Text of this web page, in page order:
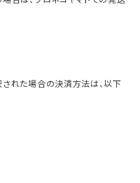
れた場合の決済方法は、以下